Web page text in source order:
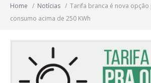
Home / Notícias / Tarifa branca é nova
consumo acima de 250 KWh